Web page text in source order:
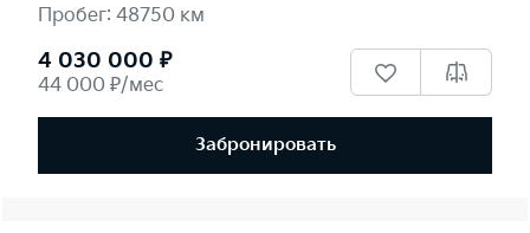
Пробег: 48750 км
4 030 000 ₽
44 000 ₽/мес
Забронировать